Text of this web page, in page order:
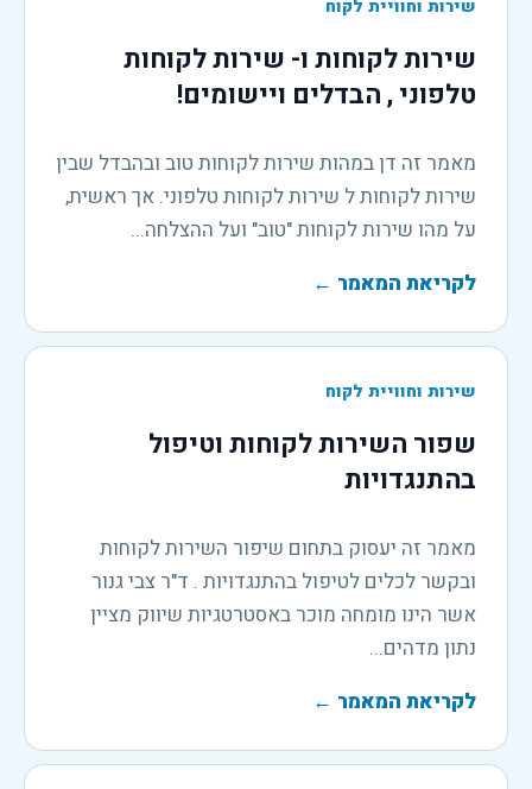
שירות וחוויית לקוח
שירות לקוחות ו- שירות לקוחות
טלפוני , הבדלים ויישומים!
מאמר זה דן במהות שירות לקוחות טוב ובהבדל שבין
שירות לקוחות ל שירות לקוחות טלפוני. אך ראשית,
על מהו שירות לקוחות "טוב" ועל ההצלחה...
לקריאת המאמר ←
שירות וחוויית לקוח
שפור השירות לקוחות וטיפול
בהתנגדויות
מאמר זה יעסוק בתחום שיפור השירות לקוחות
ובקשר לכלים לטיפול בהתנגדויות . ד"ר צבי גנור
אשר הינו מומחה מוכר באסטרטגיות שיווק מציין
נתון מדהים...
לקריאת המאמר ←